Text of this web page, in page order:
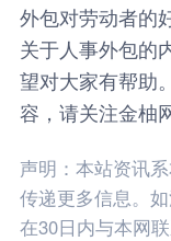
外包对劳动者的
关于人事外包的
望对大家有帮助
容，请关注金柚网
声明：本站资讯
传递更多信息。
在30日内与本网